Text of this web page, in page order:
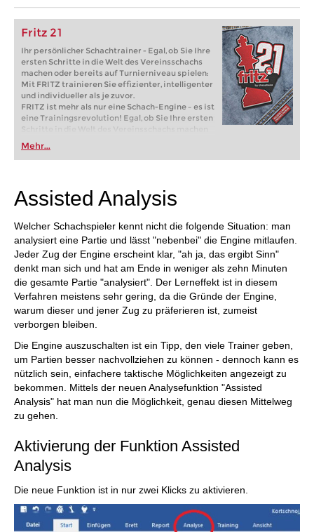
Fritz 21
Ihr persönlicher Schachtrainer - Egal, ob Sie Ihre
ersten Schritte in die Welt des Vereinsschachs
machen oder bereits auf Turnierniveau spielen:
Mit FRITZ trainieren Sie effizienter, intelligenter
und individueller als je zuvor.
FRITZ ist mehr als nur eine Schach-Engine – es ist
eine Trainingsrevolution! Egal, ob Sie Ihre ersten
Schritte in die Welt des Vereinsschachs machen
oder bereits auf Turnierniveau spielen: Mit
FRITZ trainieren Sie effizienter, intelligenter und
individueller als je zuvor.
Mehr...
Assisted Analysis
Welcher Schachspieler kennt nicht die folgende Situation: man
analysiert eine Partie und lässt "nebenbei" die Engine mitlaufen.
Jeder Zug der Engine erscheint klar, "ah ja, das ergibt Sinn"
denkt man sich und hat am Ende in weniger als zehn Minuten
die gesamte Partie "analysiert". Der Lerneffekt ist in diesem
Verfahren meistens sehr gering, da die Gründe der Engine,
warum dieser und jener Zug zu präferieren ist, zumeist
verborgen bleiben.
Die Engine auszuschalten ist ein Tipp, den viele Trainer geben,
um Partien besser nachvollziehen zu können - dennoch kann es
nützlich sein, einfachere taktische Möglichkeiten angezeigt zu
bekommen. Mittels der neuen Analysefunktion "Assisted
Analysis" hat man nun die Möglichkeit, genau diesen Mittelweg
zu gehen.
Aktivierung der Funktion Assisted
Analysis
Die neue Funktion ist in nur zwei Klicks zu aktivieren.